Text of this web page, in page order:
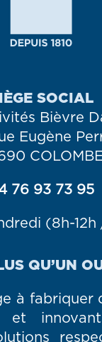
SOCIAL
Bièvre
Eugène
COLOMBE
76 93 73 95
(8h-12h
QU’UN
à fabriquer
et